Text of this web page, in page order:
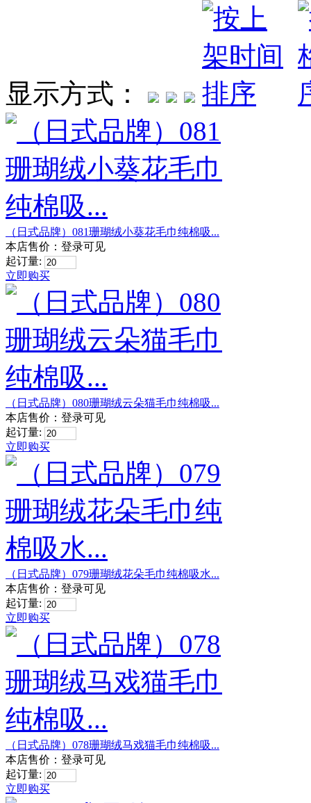
显示方式：
（日式品牌）081珊瑚绒小葵花毛巾纯棉吸...
本店售价： 登录可见
起订量:
立即购买
（日式品牌）080珊瑚绒云朵猫毛巾纯棉吸...
本店售价： 登录可见
起订量:
立即购买
（日式品牌）079珊瑚绒花朵毛巾纯棉吸水...
本店售价： 登录可见
起订量:
立即购买
（日式品牌）078珊瑚绒马戏猫毛巾纯棉吸...
本店售价： 登录可见
起订量:
立即购买